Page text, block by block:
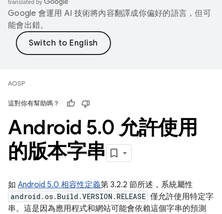
Google 會運用 AI 技術將內容翻譯成你偏好的語言，但可
能會出錯。
AOSP
這對你有幫助嗎？
Android 5.0 允許使用
的版本字串
如 Android 5.0 相容性定義第 3.2.2 節所述，系統屬性
android.os.Build.VERSION.RELEASE 僅允許使用特定字
串。這是因為應用程式和網站可能會依賴這個字串的預測